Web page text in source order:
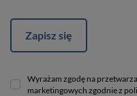
Zapisz się
Wyrażam zgodę na
marketingowych zgodnie z